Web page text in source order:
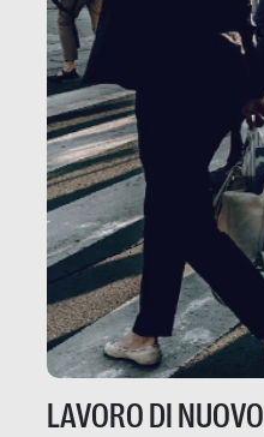
LAVORO DI NUOVO